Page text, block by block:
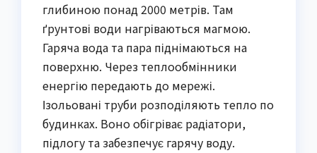
глибиною понад 2000 метрів. Там
ґрунтові води нагріваються магмою.
Гаряча вода та пара піднімаються на
поверхню. Через теплообмінники
енергію передають до мережі.
Ізольовані труби розподіляють тепло по
будинках. Воно обігріває радіатори,
підлогу та забезпечує гарячу воду.